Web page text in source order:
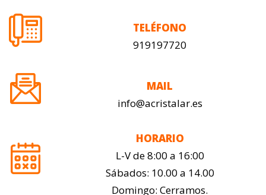
TELÉFONO
919197720
MAIL
info@acristalar.es
HORARIO
L-V de 8:00 a 16:00
Sábados: 10.00 a 14.00
Domingo: Cerramos.